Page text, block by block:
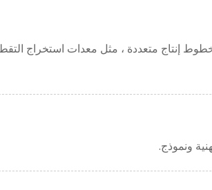
خطوط إنتاج متعددة ، مثل معدات استخراج
ونموذج.